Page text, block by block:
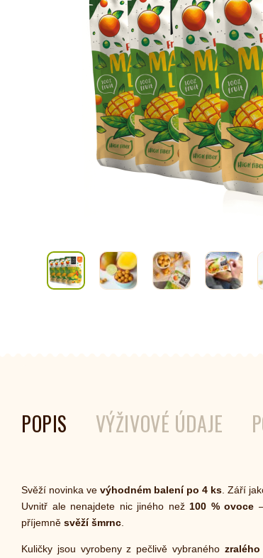
Kombuchy
Energetické nápoje
Superfood shoty
Kokosové nápoje
Ostatní nápoje
POPIS VÝŽIVOVÉ ÚDAJE
Svěží novinka vevýhodném balení po 4 ks . Září
Uvnitř ale nenajdete nic jiného než 100 % ovoce
příjemně svěží šmrnc
Kuličky jsou vyrobeny z pečlivě vybraného